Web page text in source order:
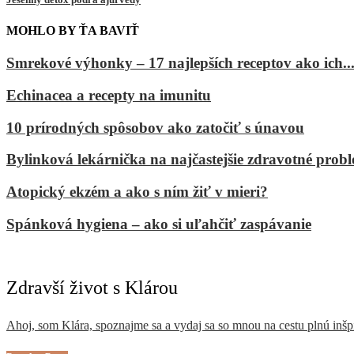
MOHLO BY ŤA BAVIŤ
Smrekové výhonky – 17 najlepších receptov ako ich...
Echinacea a recepty na imunitu
10 prírodných spôsobov ako zatočiť s únavou
Bylinková lekárnička na najčastejšie zdravotné
Atopický ekzém a ako s ním žiť v mieri?
Spánková hygiena – ako si uľahčiť zaspávanie
Zdravší život s Klárou
Ahoj, som Klára, spoznajme sa a vydaj sa so mnou na cestu plnú